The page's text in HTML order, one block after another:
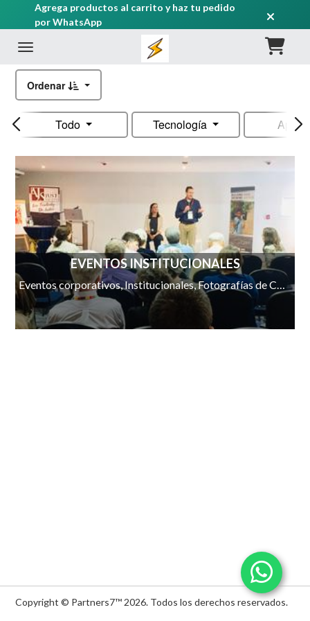
Agrega productos al carrito y haz tu pedido
por WhatsApp
Ordenar
Todo Tecnología Apple
EVENTOS INSTITUCIONALES
Eventos corporativos, Institucionales, Fotografías de Colaboradores, Presentaciones, Cenas, Retiros
Copyright © Partners7™ 2026. Todos los derechos reservados.